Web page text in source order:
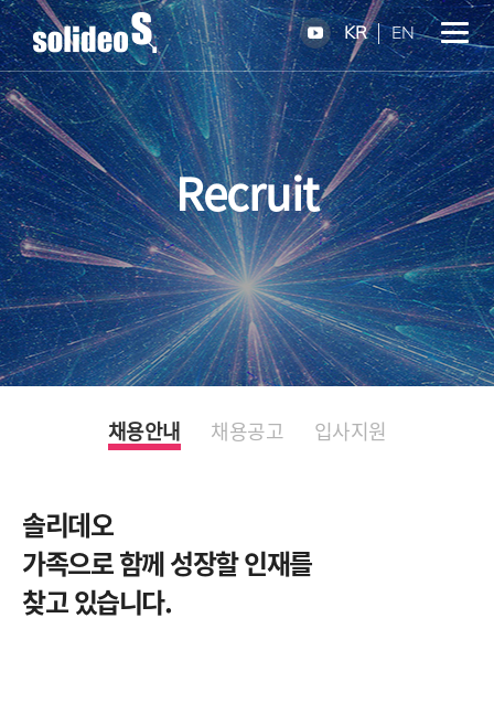
KR EN
Recruit
채용안내 채용공고 입사지원
솔리데오
가족으로 함께 성장할 인재를
찾고 있습니다.